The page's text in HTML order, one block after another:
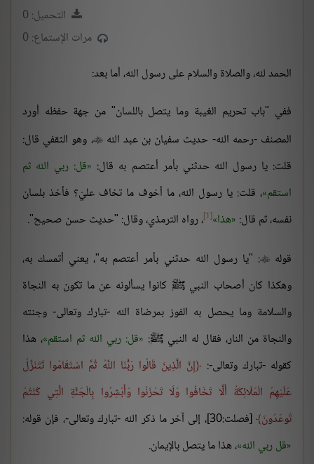
التحميل: 0
مرات الإستماع: 0
الحمد لله، والصلاة والسلام على رسول الله، أما بعد:
ففي "باب تحريم الغيبة وما يتصل باللسان" من جهة حفظه أورد
المصنف -رحمه الله- حديث سفيان بن عبد الله، وهو الثقفي قال:
قلت: يا رسول الله حدثني بأمر أعتصم به قال: قل: ربي الله ثم
استقم ، قلت: يا رسول الله، ما أخوف ما تخاف عليّ؟ فأخذ بلسان
نفسه، ثم قال: هذا [1] ، رواه الترمذي، وقال: "حديث حسن صحيح".
قوله: "يا رسول الله حدثني بأمر أعتصم به"، يعني أتمسك به،
وهكذا كان أصحاب النبي ﷺ كانوا يسألونه عن ما تكون به النجاة
والسلامة وما يحصل به الفوز بمرضاة الله -تبارك وتعالى- وجنته
والنجاة من النار، فقال له النبي ﷺ: قل: ربي الله ثم استقم ، هذا
كقوله -تبارك وتعالى-:
إِنَّ الَّذِينَ قَالُوا رَبُّنَا اللَّهُ ثُمَّ اسْتَقَامُوا تَتَنَزَّلُ
عَلَيْهِمُ الْمَلَائِكَةُ أَلَّا تَخَافُوا وَلَا تَحْزَنُوا وَأَبْشِرُوا بِالْجَنَّةِ الَّتِي كُنْتُمْ
تُوعَدُونَ [فصلت:30]، إلى آخر ما ذكر الله -تبارك وتعالى-، فإن قوله:
قل ربي الله ، هذا ما يتصل بالإيمان.